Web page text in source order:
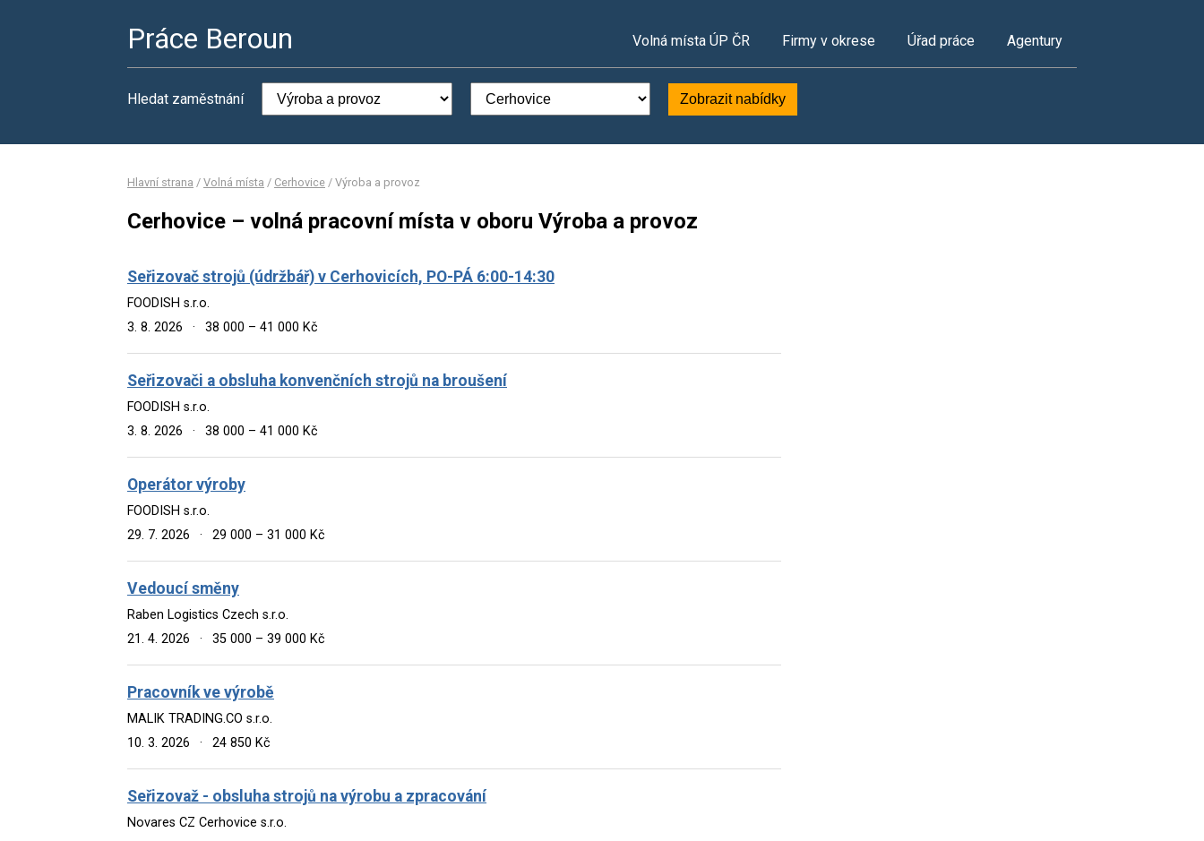
Práce Beroun Volná místa ÚP ČR Firmy v okrese Úřad práce Agentury
Hledat zaměstnání Zobrazit nabídky
Hlavní strana / Volná místa / Cerhovice / Výroba a provoz
Cerhovice – volná pracovní místa v oboru Výroba a provoz
Seřizovač strojů (údržbář) v Cerhovicích, PO-PÁ 6:00-14:30
FOODISH s.r.o.
3. 8. 2026
· 38 000 – 41 000 Kč
Seřizovači a obsluha konvenčních strojů na broušení
FOODISH s.r.o.
3. 8. 2026
· 38 000 – 41 000 Kč
Operátor výroby
FOODISH s.r.o.
29. 7. 2026
· 29 000 – 31 000 Kč
Vedoucí směny
Raben Logistics Czech s.r.o.
21. 4. 2026
· 35 000 – 39 000 Kč
Pracovník ve výrobě
MALIK TRADING.CO s.r.o.
10. 3. 2026
· 24 850 Kč
Seřizovaž - obsluha strojů na výrobu a zpracování
Novares CZ Cerhovice s.r.o.